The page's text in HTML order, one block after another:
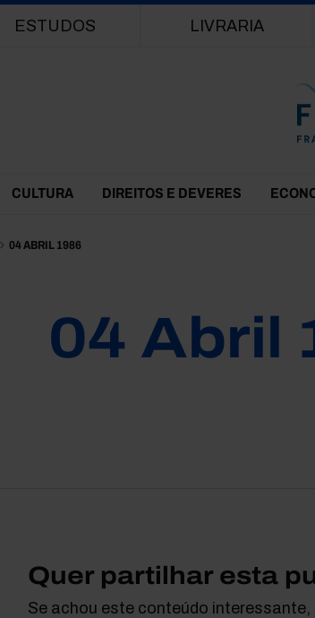
ESTUDOS LIVRARIA
CULTURA DIREITOS E DEVERES
04 ABRIL 1986
04 Abril
Quer partilhar esta
Se achou este conteúdo